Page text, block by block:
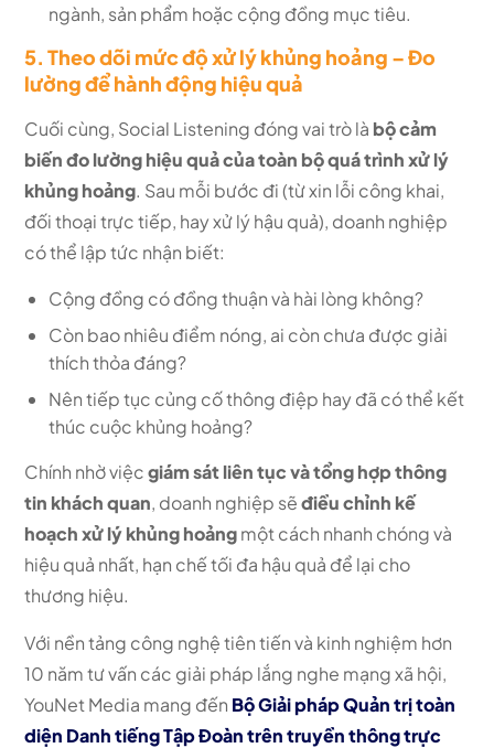
ngành, sản phẩm hoặc cộng đồng mục tiêu.
5. Theo dõi mức độ xử lý khủng hoảng – Đo
lường để hành động hiệu quả
Cuối cùng, Social Listening đóng vai trò là bộ cảm
biến đo lường hiệu quả của toàn bộ quá trình xử lý
khủng hoảng. Sau mỗi bước đi (từ xin lỗi công khai,
đối thoại trực tiếp, hay xử lý hậu quả), doanh nghiệp
có thể lập tức nhận biết:
Cộng đồng có đồng thuận và hài lòng không?
Còn bao nhiêu điểm nóng, ai còn chưa được giải
thích thỏa đáng?
Nên tiếp tục củng cố thông điệp hay đã có thể kết
thúc cuộc khủng hoảng?
Chính nhờ việcgiám sát liên tục và tổng hợp thông
tin khách quan, doanh nghiệp sẽđiều chỉnh kế
hoạch xử lý khủng hoảngmột cách nhanh chóng và
hiệu quả nhất, hạn chế tối đa hậu quả để lại cho
thương hiệu.
Với nền tảng công nghệ tiên tiến và kinh nghiệm hơn
10 năm tư vấn các giải pháp lắng nghe mạng xã hội,
YouNet Media mang đến Bộ Giải pháp Quản trị toàn
diện Danh tiếng Tập Đoàn trên truyền thông trực